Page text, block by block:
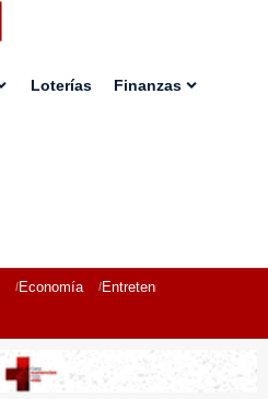
Loterías Finanzas
Economía Entretenimiento